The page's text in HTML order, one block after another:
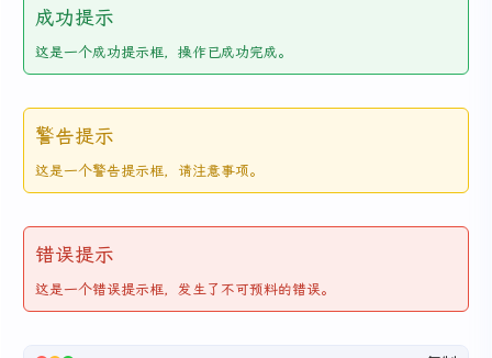
成功提示
这是一个成功提示框，操作已成功完成。
警告提示
这是一个警告提示框，请注意事项。
错误提示
这是一个错误提示框，发生了不可预料的错误。